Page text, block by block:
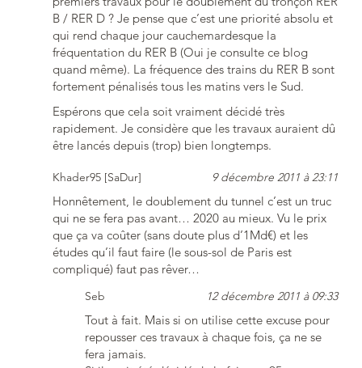
B / RER D ? Je pense que c’est une priorité absolu et
qui rend chaque jour cauchemardesque la
fréquentation du RER B (Oui je consulte ce blog
quand même). La fréquence des trains du RER B sont
fortement pénalisés tous les matins vers le Sud.
Espérons que cela soit vraiment décidé très
rapidement. Je considère que les travaux auraient dû
être lancés depuis (trop) bien longtemps.
Khader95 [SaDur] 9 décembre 2011 à 23:11
Honnêtement, le doublement du tunnel c’est un truc
qui ne se fera pas avant… 2020 au mieux. Vu le prix
que ça va coûter (sans doute plus d’1Md€) et les
études qu’il faut faire (le sous-sol de Paris est
compliqué) faut pas rêver…
Seb 12 décembre 2011 à 09:33
Tout à fait. Mais si on utilise cette excuse pour
repousser ces travaux à chaque fois, ça ne se
fera jamais.